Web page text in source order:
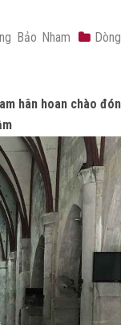
Bảo Nham
Dòng
hân hoan chào đón